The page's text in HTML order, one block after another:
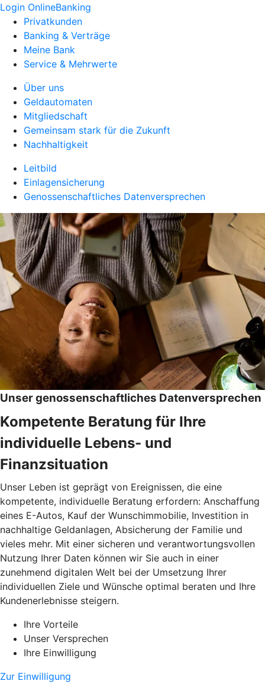
Login OnlineBanking
Privatkunden
Banking & Verträge
Meine Bank
Service & Mehrwerte
Über uns
Geldautomaten
Mitgliedschaft
Gemeinsam stark für die Zukunft
Nachhaltigkeit
Leitbild
Einlagensicherung
Genossenschaftliches Datenversprechen
Unser genossenschaftliches Datenversprechen
Kompetente Beratung für Ihre
individuelle Lebens- und
Finanzsituation
Unser Leben ist geprägt von Ereignissen, die eine
kompetente, individuelle Beratung erfordern: Anschaffung
eines E-Autos, Kauf der Wunschimmobilie, Investition in
nachhaltige Geldanlagen, Absicherung der Familie und
vieles mehr. Mit einer sicheren und verantwortungsvollen
Nutzung Ihrer Daten können wir Sie auch in einer
zunehmend digitalen Welt bei der Umsetzung Ihrer
individuellen Ziele und Wünsche optimal beraten und Ihre
Kundenerlebnisse steigern.
Ihre Vorteile
Unser Versprechen
Ihre Einwilligung
Zur Einwilligung